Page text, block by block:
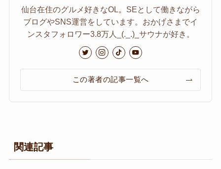
仙台在住のグルメ好きなOL。SEとして働きながら
ブログやSNS運営をしています。おかげさまでイ
ンスタフォロワー3.8万人_(._.)_サウナが好き。
この著者の記事一覧へ
関連記事